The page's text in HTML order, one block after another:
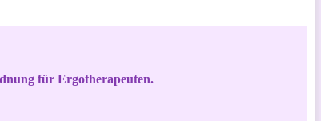
für Ergotherapeuten.